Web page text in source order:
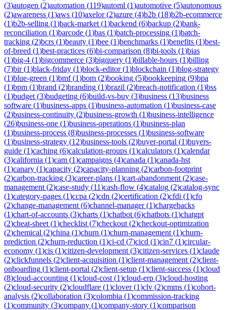
(3)autogen (2)automation (119)automl (1)automotive (5)autonomous
(2)awareness (1)aws (10)axelor(2)azure (4)b2b (18)b2b-ecommerce
(1)b2b-selling (1)back-market (1)backend (6)backup (2)bank-
reconciliation (1)barcode (1)bas (1)batch-processing (1)batch-
tracking (2)bcrs (1)beauty (1)bee (1)benchmarks (1)benefits (1)best-
of-breed (1)best-practices (6)bi-comparison (8)bi-tools (1)bias
(1)big-4 (1)bigcommerce (3)bigquery (1)billable-hours (1)billing
(7)bir(1)black-friday (1)block-editor(1)blockchain (1)blog-strategy
(1)blue-green (1)bmf(1)bom (2)booking (5)bookkeeping (9)bpa
(1)bpm (1)brand (2)branding (1)brazil (2)breach-notification (1)bss
(1)budget (3)budgeting (6)build-vs-buy (3)business (13)business
software (1)business-apps (1)business-automation (1)business-case
(2)business-continuity (2)business-growth (1)business-intelligence
(26)business-one (1)business-operations (1)business-plan
(1)business-process (8)business-processes (1)business-software
(1)business-strategy (12)business-tools (2)buyer-portal (1)buyers-
guide (1)caching (6)calculation-groups (1)calculators (1)calendar
(3)california (1)cam (1)campaigns (4)canada (1)canada-hst
(1)canary (1)capacity (2)capacity-planning (2)carbon-footprint
(2)carbon-tracking (3)career-plans (1)cart-abandonment (2)case-
management (2)case-study (11)cash-flow (4)catalog (2)catalog-sync
(1)category-pages (1)ccpa (2)cdn (2)certification (2)cfdi (1)cfo
(2)change-management (6)channel-manager(1)chargebacks
(1)chart-of-accounts (3)charts (1)chatbot (6)chatbots (1)chatgpt
(2)cheat-sheet (1)checklist (7)checkout (2)checkout-optimization
(2)chemical (2)china (1)churn (1)churn-management (1)churn-
prediction (2)churn-reduction (1)ci-cd (7)cicd (1)cin7 (1)circular-
economy (1)cis (1)citizen-development (3)citizen-services (1)claude
(2)clickfunnels (2)client-acquisition (1)client-management (2)client-
onboarding (1)client-portal (2)client-setup (1)client-success (1)cloud
(8)cloud-accounting (1)cloud-cost (1)cloud-erp (3)cloud-hosting
(2)cloud-security (2)cloudflare (1)clover(1)clv (2)cmms (1)cohort-
analysis (2)collaboration (3)colombia (1)commission-tracking
(1)community (3)company (1)company-story (1)comparison